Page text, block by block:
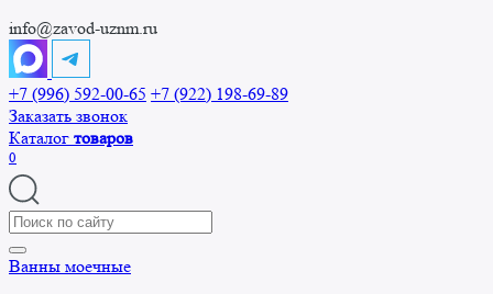
info@zavod-uznm.ru
+7 (996) 592-00-65 +7 (922) 198-69-89
Заказать звонок
Каталог товаров
0
Search
for:
Ванны моечные